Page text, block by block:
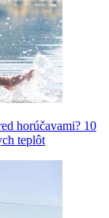
horúčavami? 10
teplôt